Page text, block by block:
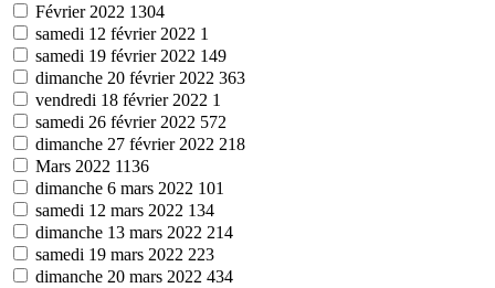
Février 2022 1304
samedi 12 février 2022 1
samedi 19 février 2022 149
dimanche 20 février 2022 363
vendredi 18 février 2022 1
samedi 26 février 2022 572
dimanche 27 février 2022 218
Mars 2022 1136
dimanche 6 mars 2022 101
samedi 12 mars 2022 134
dimanche 13 mars 2022 214
samedi 19 mars 2022 223
dimanche 20 mars 2022 434